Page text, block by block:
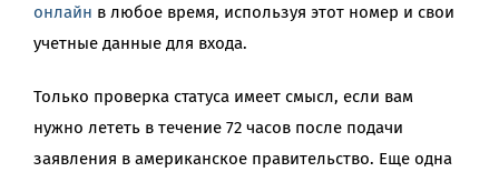
онлайн в любое время, используя этот номер и свои
учетные данные для входа.
Только проверка статуса имеет смысл, если вам
нужно лететь в течение 72 часов после подачи
заявления в американское правительство. Еще одна